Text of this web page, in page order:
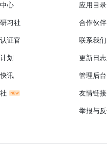
心
习社
证官
划
讯
应用目录
合作伙伴
联系我们
更新日志
管理后台
友情链接
举报与